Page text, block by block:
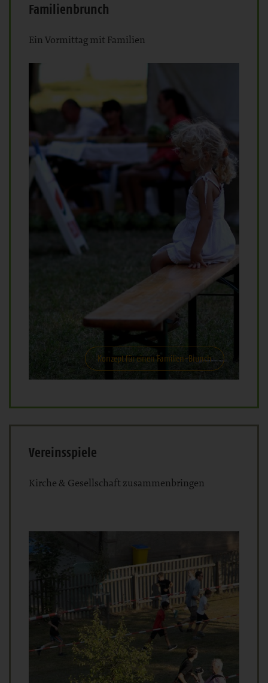
Familienbrunch
Ein Vormittag mit Familien
Konzept für einen Familien-Brunch
Vereinsspiele
Kirche & Gesellschaft zusammenbringen